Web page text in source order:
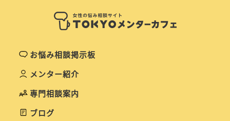
お悩み相談掲示板
メンター紹介
専門相談案内
ブログ